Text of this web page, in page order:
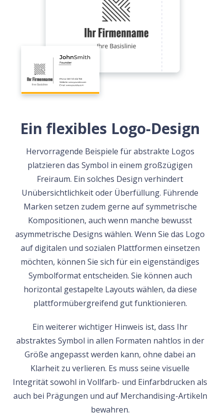
Ein flexibles Logo-Design
Hervorragende Beispiele für abstrakte Logos
platzieren das Symbol in einem großzügigen
Freiraum. Ein solches Design verhindert
Unübersichtlichkeit oder Überfüllung. Führende
Marken setzen zudem gerne auf symmetrische
Kompositionen, auch wenn manche bewusst
asymmetrische Designs wählen. Wenn Sie das Logo
auf digitalen und sozialen Plattformen einsetzen
möchten, können Sie sich für ein eigenständiges
Symbolformat entscheiden. Sie können auch
horizontal gestapelte Layouts wählen, da diese
plattformübergreifend gut funktionieren.
Ein weiterer wichtiger Hinweis ist, dass Ihr
abstraktes Symbol in allen Formaten nahtlos in der
Größe angepasst werden kann, ohne dabei an
Klarheit zu verlieren. Es muss seine visuelle
Integrität sowohl in Vollfarb- und Einfarbdrucken als
auch bei Prägungen und auf Merchandising-Artikeln
bewahren.